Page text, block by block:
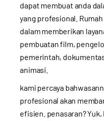
dapat membuat anda
yang profesional.
dalam memberikan
pembuatan film,
pemerintah,
animasi.
kami percaya
profesional akan
efisien. penasaran?